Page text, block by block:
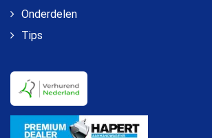
Onderdelen
Tips